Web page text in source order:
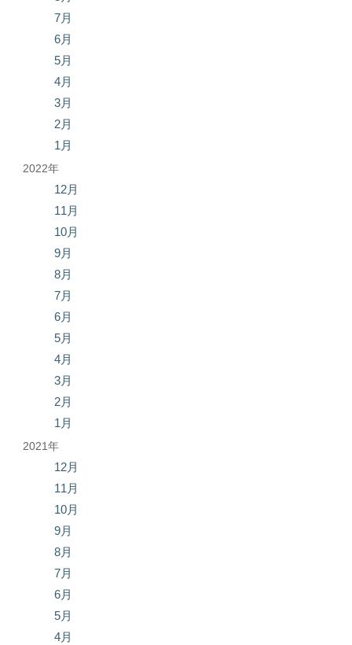
7月
6月
5月
4月
3月
2月
1月
2022年
12月
11月
10月
9月
8月
7月
6月
5月
4月
3月
2月
1月
2021年
12月
11月
10月
9月
8月
7月
6月
5月
4月